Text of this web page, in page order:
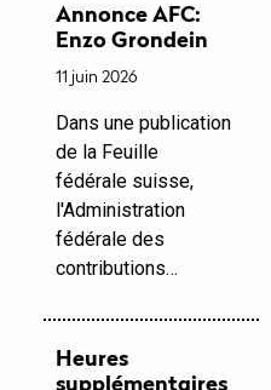
Annonce AFC:
Enzo Grondein
11 juin 2026
Dans une publication
de la Feuille
fédérale suisse,
l'Administration
fédérale des
contributions…
Heures
supplémentaires